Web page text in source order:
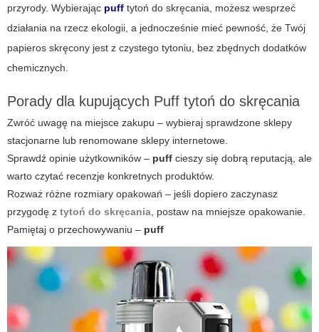
przyrody. Wybierając puff tytoń do skręcania, możesz wesprzeć
działania na rzecz ekologii, a jednocześnie mieć pewność, że Twój
papieros skręcony jest z czystego tytoniu, bez zbędnych dodatków
chemicznych.
Porady dla kupujących Puff tytoń do skręcania
Zwróć uwagę na miejsce zakupu – wybieraj sprawdzone sklepy
stacjonarne lub renomowane sklepy internetowe.
Sprawdź opinie użytkowników – puff cieszy się dobrą reputacją, ale
warto czytać recenzje konkretnych produktów.
Rozważ różne rozmiary opakowań – jeśli dopiero zaczynasz
przygodę z tytoń do skręcania , postaw na mniejsze opakowanie.
Pamiętaj o przechowywaniu – puff